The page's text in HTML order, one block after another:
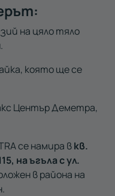
на цяло тяло
която ще се
Център Деметра,
се намира вкв.
на ъгъла с ул.
в района на